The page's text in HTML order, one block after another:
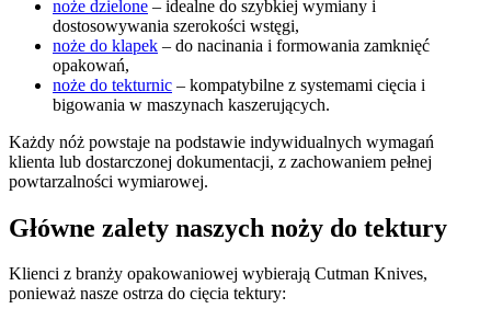
noże dzielone – idealne do szybkiej wymiany i
dostosowywania szerokości wstęgi,
noże do klapek – do nacinania i formowania zamknięć
opakowań,
noże do tekturnic – kompatybilne z systemami cięcia i
bigowania w maszynach kaszerujących.
Każdy nóż powstaje na podstawie indywidualnych wymagań
klienta lub dostarczonej dokumentacji, z zachowaniem pełnej
powtarzalności wymiarowej.
Główne zalety naszych noży do tektury
Klienci z branży opakowaniowej wybierają Cutman Knives,
ponieważ nasze ostrza do cięcia tektury: